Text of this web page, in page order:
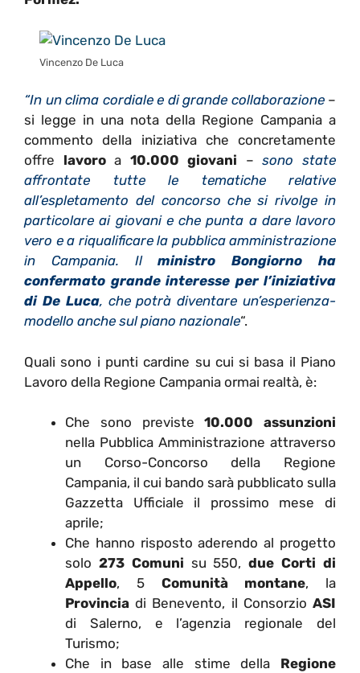
Vincenzo De Luca
“In un clima cordiale e di grande collaborazione–
si legge in una nota della Regione Campania a
commento della iniziativa che concretamente
offre lavoroa 10.000 giovani –sono state
affrontate tutte le tematiche relative
all’espletamento del concorso che si rivolge in
particolare ai giovani e che punta a dare lavoro
vero e a riqualificare la pubblica amministrazione
in Campania. Ilministro Bongiorno ha
confermato grande interesse per l’iniziativa
di De Luca, che potrà diventare un’esperienza-
modello anche sul piano nazionale“.
Quali sono i punti cardine su cui si basa il Piano
Lavoro della Regione Campania ormai realtà, è:
Che sono previste10.000 assunzioni
nella Pubblica Amministrazione attraverso
un Corso-Concorso della Regione
Campania, il cui bando sarà pubblicato sulla
Gazzetta Ufficiale il prossimo mese di
aprile;
Che hanno risposto aderendo al progetto
solo 273 Comuni su 550,due Corti di
Appello, 5 Comunità montane, la
Provincia di Benevento, il Consorzio ASI
di Salerno, e l’agenzia regionale del
Turismo;
Che in base alle stime della Regione